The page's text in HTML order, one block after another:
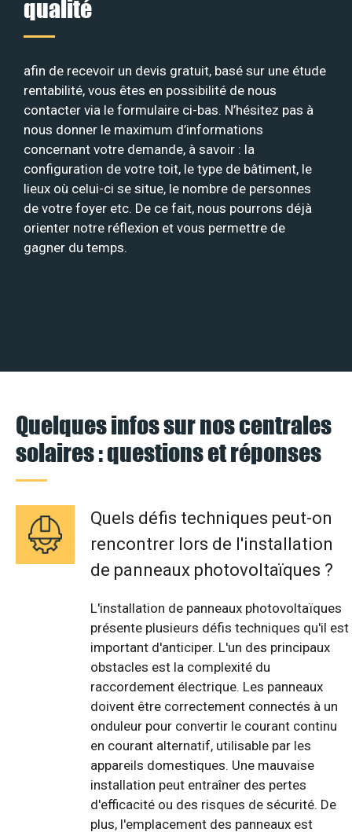
qualité
afin de recevoir un devis gratuit, basé sur une étude
rentabilité, vous êtes en possibilité de nous
contacter via le formulaire ci-bas. N’hésitez pas à
nous donner le maximum d’informations
concernant votre demande, à savoir : la
configuration de votre toit, le type de bâtiment, le
lieux où celui-ci se situe, le nombre de personnes
de votre foyer etc. De ce fait, nous pourrons déjà
orienter notre réflexion et vous permettre de
gagner du temps.
Quelques infos sur nos centrales
solaires : questions et réponses
Quels défis techniques peut-on
rencontrer lors de l'installation
de panneaux photovoltaïques ?
L'installation de panneaux photovoltaïques
présente plusieurs défis techniques qu'il est
important d'anticiper. L'un des principaux
obstacles est la complexité du
raccordement électrique. Les panneaux
doivent être correctement connectés à un
onduleur pour convertir le courant continu
en courant alternatif, utilisable par les
appareils domestiques. Une mauvaise
installation peut entraîner des pertes
d'efficacité ou des risques de sécurité. De
plus, l'emplacement des panneaux est